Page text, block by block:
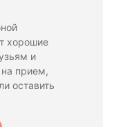
хорошие
и
прием,
оставить